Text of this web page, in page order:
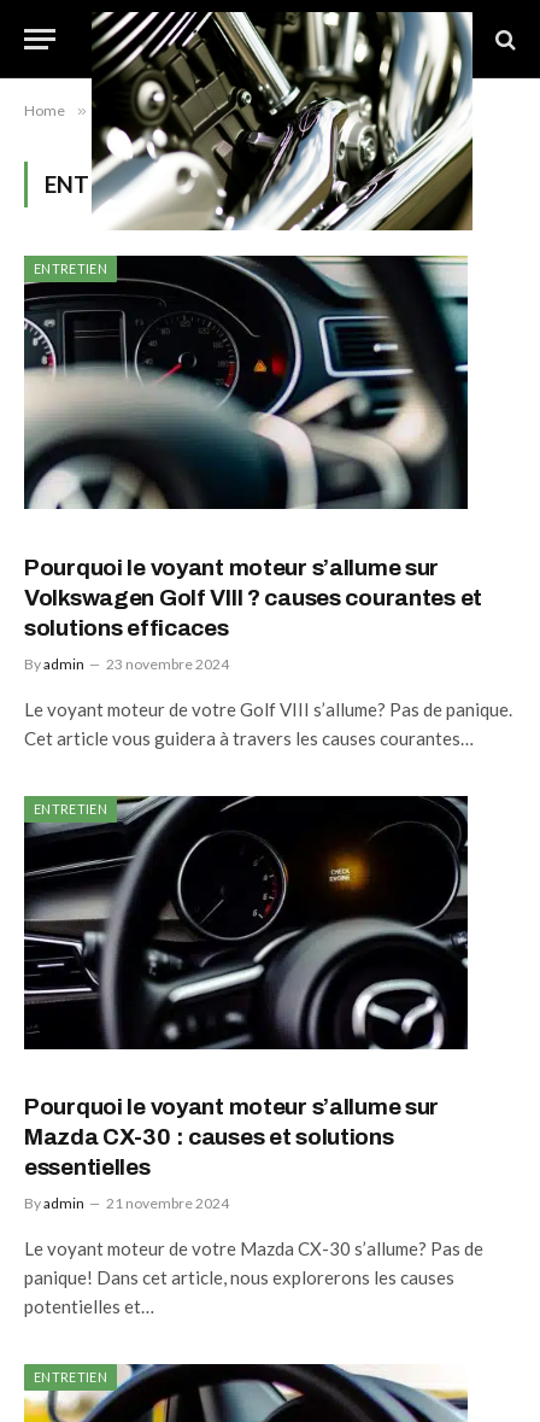
Home » Category: "Entretien"
ENTRETIEN
ENTRETIEN
Pourquoi le voyant moteur s’allume sur
Volkswagen Golf VIII ? causes courantes et
solutions efficaces
Byadmin 23 novembre 2024
Le voyant moteur de votre Golf VIII s’allume? Pas de panique.
Cet article vous guidera à travers les causes courantes…
ENTRETIEN
Pourquoi le voyant moteur s’allume sur
Mazda CX-30 : causes et solutions
essentielles
Byadmin 21 novembre 2024
Le voyant moteur de votre Mazda CX-30 s’allume? Pas de
panique! Dans cet article, nous explorerons les causes
potentielles et…
ENTRETIEN